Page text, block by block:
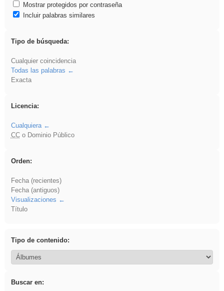
Mostrar protegidos por contraseña
Incluir palabras similares
Tipo de búsqueda:
Cualquier coincidencia
Todas las palabras
Exacta
Licencia:
Cualquiera
CCo Dominio Público
Orden:
Fecha (recientes)
Fecha (antiguos)
Visualizaciones
Título
Tipo de contenido:
Buscar en: